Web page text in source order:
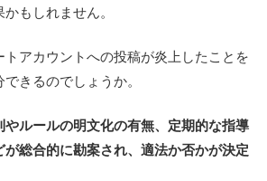
もしれません。
トアカウントへの投稿が炎上したことを
きるのでしょうか。
やルールの明文化の有無、定期的な指導
総合的に勘案され、適法か否かが決定